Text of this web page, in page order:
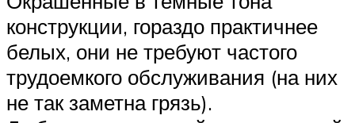
конструкции, гораздо практичнее
белых, они не требуют частого
трудоемкого обслуживания (на них
не так заметна грязь).